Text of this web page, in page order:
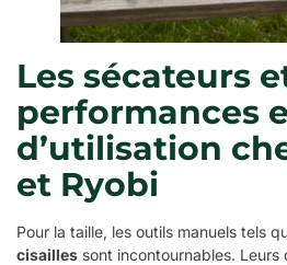
Les sécateurs
performances
d’utilisation
et Ryobi
Pour la taille, les outils manuels tels
cisailles sont incontournables. Leurs